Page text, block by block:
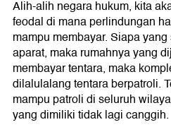
Alih-alih negara hukum, kita
feodal di mana perlindungan
mampu membayar. Siapa
aparat, maka rumahnya yang
membayar tentara, maka
dilalulalang tentara berpatroli.
mampu patroli di seluruh
yang dimiliki tidak lagi canggih.